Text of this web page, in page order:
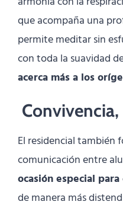
que acompaña una
permite meditar sin
con toda la suavidad
acerca más a los
El residencial también
comunicación entre
ocasión especial
de manera más